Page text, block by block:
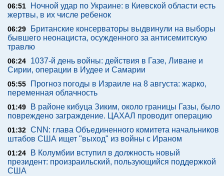
06:51
Ночной удар по Украине: в Киевской области есть
жертвы, в их числе ребенок
06:29
Британские консерваторы выдвинули на выборы
бывшего неонациста, осужденного за антисемитскую
травлю
06:24
1037-й день войны: действия в Газе, Ливане и
Сирии, операции в Иудее и Самарии
05:55
Прогноз погоды в Израиле на 8 августа: жарко,
переменная облачность
01:49
В районе кибуца Зиким, около границы Газы, было
повреждено заграждение. ЦАХАЛ проводит операцию
01:32 CNN: глава Объединенного комитета начальников
штабов США ищет "выход" из войны с Ираном
01:24
В Колумбии вступил в должность новый
президент: произраильский, пользующийся поддержкой
США